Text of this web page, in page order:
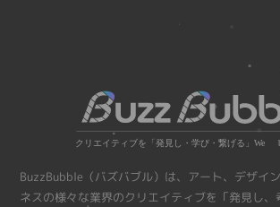
BuzzBubble（バズバブル）は、アート、デザイ
ネスの様々な業界のクリエイティブを「発見し、